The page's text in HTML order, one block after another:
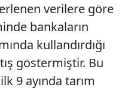
verilere göre
bankaların
kullandırdığı
göstermiştir. Bu
9 ayında tarım